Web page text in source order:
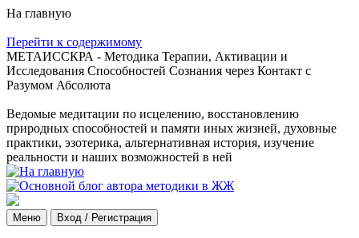
На главную
Перейти к содержимому
МЕТАИССКРА - Методика Терапии, Активации и
Исследования Способностей Сознания через Контакт с
Разумом Абсолюта
Ведомые медитации по исцелению, восстановлению
природных способностей и памяти иных жизней, духовные
практики, эзотерика, альтернативная история, изучение
реальности и наших возможностей в ней
Меню Вход / Регистрация